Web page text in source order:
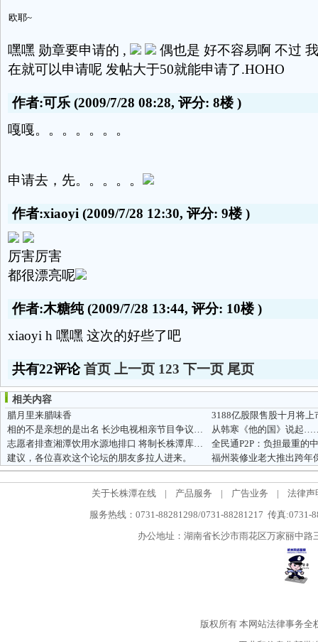
欧耶~
嘿嘿 勋章要申请的 ,
偶也是 好不容易啊 不过
在就可以申请呢 发帖大于50就能申请了.HOHO
作者:可乐 (2009/7/28 08:28, 评分: 8楼)
嘎嘎。。。。。。。
申请去，先。。。。。
作者:xiaoyi (2009/7/28 12:30, 评分: 9楼)
厉害厉害
都很漂亮呢
作者:木糖纯(2009/7/28 13:44, 评分: 10楼)
xiaoyi h 嘿嘿 这次的好些了吧
共有22评论首页 上一页 123 下一页 尾页
相关内容
腊月里来腊味香
3188亿股限售股十月将上
相的不是亲想的是出名 长沙电视相亲节目争议不断
从韩寒《他的国》说起
志愿者排查湘潭饮用水源地排口 将制长株潭库区排口分布图
全民通P2P：负担最重的
建议，各位喜欢这个论坛的朋友多拉人进来。
福州装修业老大推出跨年
关于长株潭在线 | 产品服务 | 广告业务 |
法律声
服务热线：0731-88281298/0731-88281217 传真:0731-
办公地址：湖南省长沙市雨花区万家丽中
版权所有本网站法律事务全